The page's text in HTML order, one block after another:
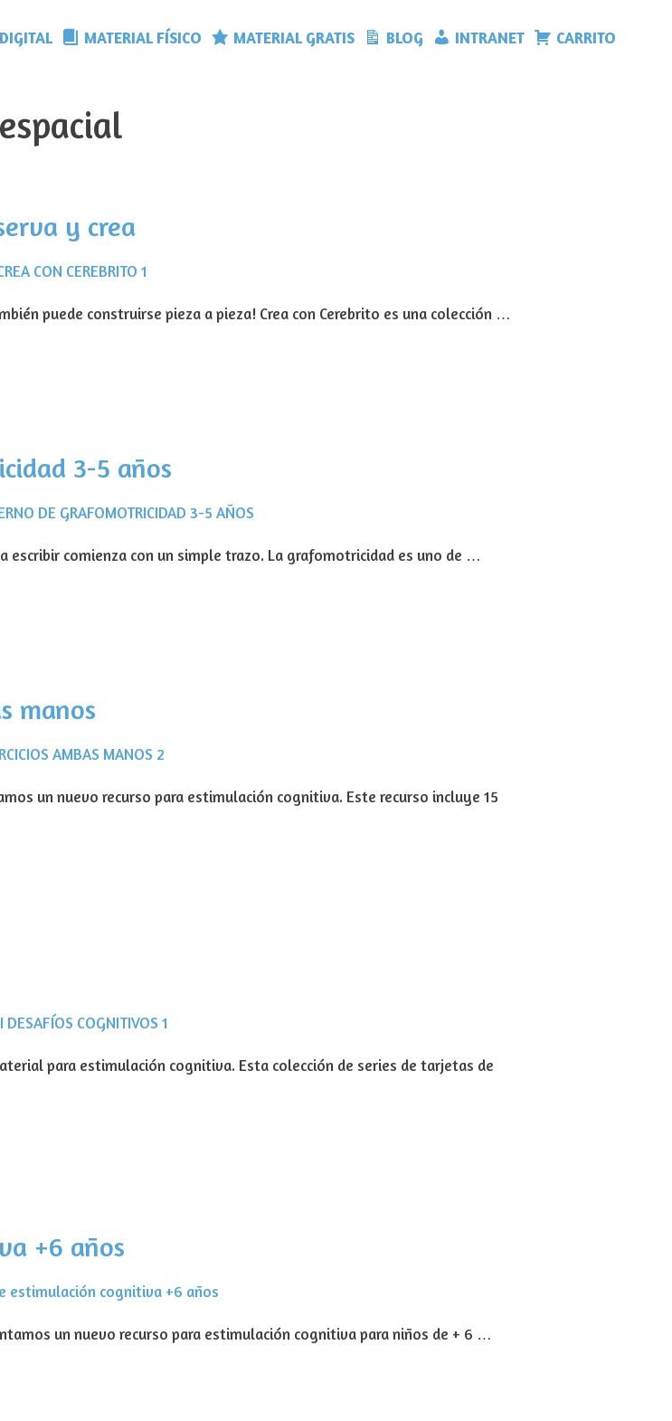
MATERIAL FÍSICO MATERIAL GRATIS BLOG INTRANET CARRITO
y crea
puede construirse pieza a pieza! Crea con Cerebrito es una colección …
3-5 años
escribir comienza con un simple trazo. La grafomotricidad es uno de …
manos
un nuevo recurso para estimulación cognitiva. Este recurso incluye 15
para estimulación cognitiva. Esta colección de series de tarjetas de
+6 años
un nuevo recurso para estimulación cognitiva para niños de + 6 …